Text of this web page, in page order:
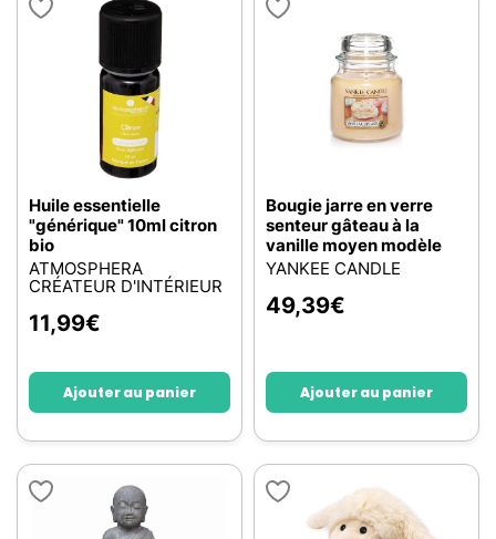
Huile essentielle
"générique" 10ml citron
bio
ATMOSPHERA
CRÉATEUR D'INTÉRIEUR
11,99€
Ajouter au panier
Bougie jarre en verre
senteur gâteau à la
vanille moyen modèle
YANKEE CANDLE
49,39€
Ajouter au panier